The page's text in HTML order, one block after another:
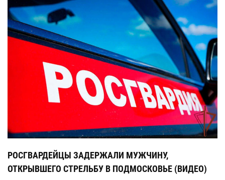
РОСГВАРДЕЙЦЫ ЗАДЕРЖАЛИ МУЖЧИНУ,
ОТКРЫВШЕГО СТРЕЛЬБУ В ПОДМОСКОВЬЕ (ВИДЕО)